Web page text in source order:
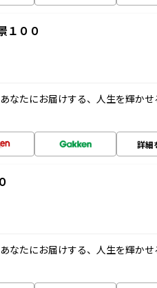
１００
なたにお届けする、人生を輝かせ
詳細
なたにお届けする、人生を輝かせ